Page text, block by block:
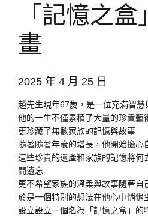
「記憶之
畫
2025 年 4 月 25 日
趙先生現年67歲，是一位充滿智慧
他的一生不僅累積了大量的珍貴藝
更珍藏了無數家族的記憶與故事
隨著隨著年歲的增長，他開始擔心
這些珍貴的遺產和家族的記憶將何
間遺忘
更不希望家族的溫柔與故事隨著自
於是一個特別的想法在他心中悄悄
設立設立一個名為「記憶之盒」的